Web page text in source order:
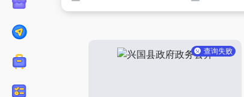
查询失败